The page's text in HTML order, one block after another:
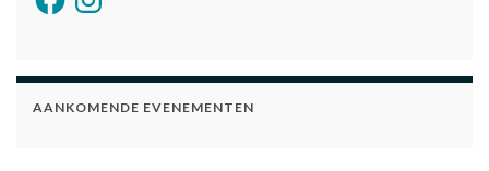
AANKOMENDE EVENEMENTEN